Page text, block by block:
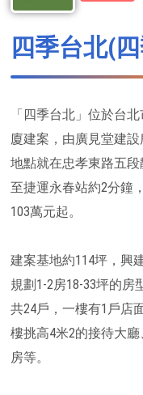
四季台北(
「四季台北」位於台
廈建案，由廣見堂建設
地點就在忠孝東路五
至捷運永春站約2分鐘
103萬元起。
建案基地約114坪，興
規劃1-2房18-33坪的
共24戶，一樓有1戶店
樓挑高4米2的接待大
房等。